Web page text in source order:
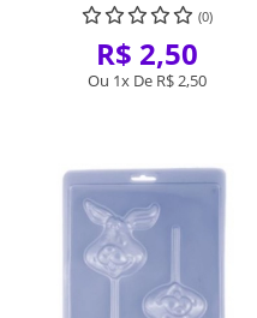
(0)
R$ 2,50
Ou 1x De R$ 2,50